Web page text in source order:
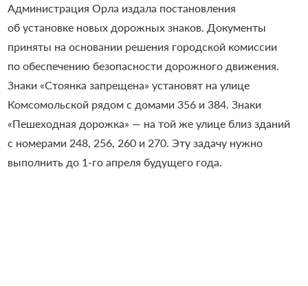
Администрация Орла издала постановления
об установке новых дорожных знаков. Документы
приняты на основании решения городской комиссии
по обеспечению безопасности дорожного движения.
Знаки «Стоянка запрещена» установят на улице
Комсомольской рядом с домами 356 и 384. Знаки
«Пешеходная дорожка» — на той же улице близ зданий
с номерами 248, 256, 260 и 270. Эту задачу нужно
выполнить до 1-го апреля будущего года.